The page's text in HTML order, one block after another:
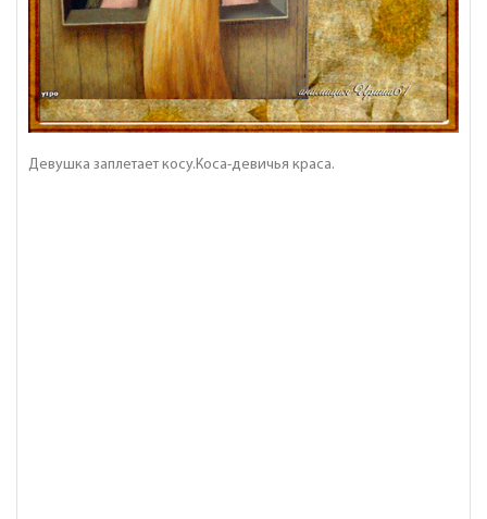
Девушка заплетает косу.Коса-девичья краса.